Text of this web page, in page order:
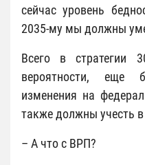
сейчас уровень
2035-му мы должны
Всего в стратегии
вероятности, еще
изменения на
также должны учесть в
– А что с ВРП?